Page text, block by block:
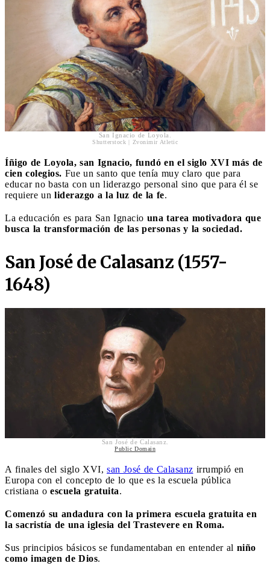
San Ignacio de Loyola.
Shutterstock | Zvonimir Atletic
Íñigo de Loyola, san Ignacio, fundó en el siglo XVI más de
cien colegios. Fue un santo que tenía muy claro que para
educar no basta con un liderazgo personal sino que para él se
requiere un liderazgo a la luz de la fe.
La educación es para San Ignacio una tarea motivadora que
busca la transformación de las personas y la sociedad.
San José de Calasanz (1557-
1648)
San José de Calasanz.
Public Domain
A finales del siglo XVI, san José de Calasanz irrumpió en
Europa con el concepto de lo que es la escuela pública
cristiana o escuela gratuita.
Comenzó su andadura con la primera escuela gratuita en
la sacristía de una iglesia del Trastevere en Roma.
Sus principios básicos se fundamentaban en entender al niño
como imagen de Dios.